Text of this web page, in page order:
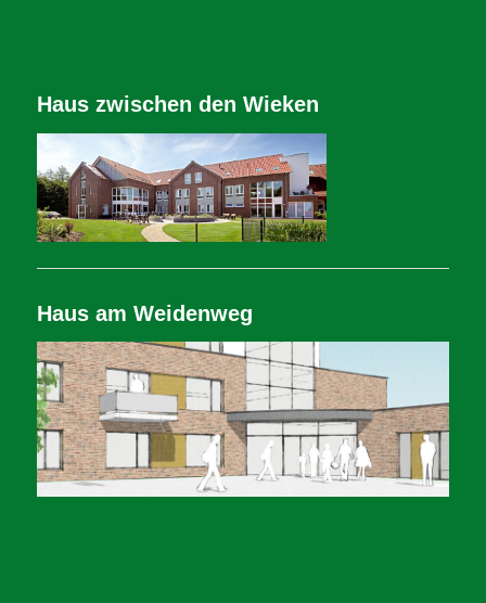
Haus zwischen den Wieken
Haus am Weidenweg